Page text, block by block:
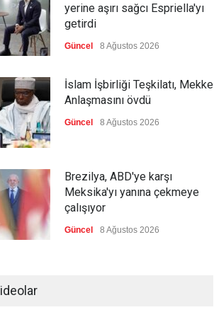
yerine aşırı sağcı Espriella'yı
getirdi
Güncel 8 Ağustos 2026
İslam İşbirliği Teşkilatı, Mekke
Anlaşmasını övdü
Güncel 8 Ağustos 2026
Brezilya, ABD'ye karşı
Meksika'yı yanına çekmeye
çalışıyor
Güncel 8 Ağustos 2026